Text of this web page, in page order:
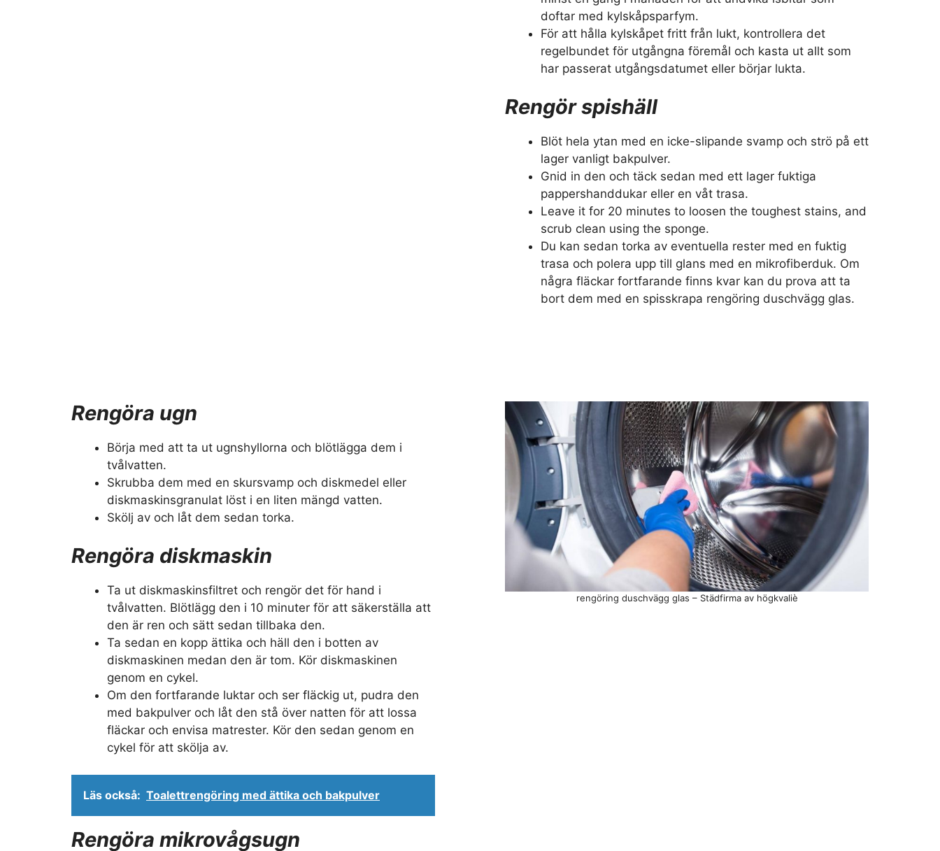
doftar med kylskåpsparfym.
För att hålla kylskåpet fritt från lukt, kontrollera det
regelbundet för utgångna föremål och kasta ut allt som
har passerat utgångsdatumet eller börjar lukta.
Rengör spishäll
Blöt hela ytan med en icke-slipande svamp och strö på ett
lager vanligt bakpulver.
Gnid in den och täck sedan med ett lager fuktiga
pappershanddukar eller en våt trasa.
Leave it for 20 minutes to loosen the toughest stains, and
scrub clean using the sponge.
Du kan sedan torka av eventuella rester med en fuktig
trasa och polera upp till glans med en mikrofiberduk. Om
några fläckar fortfarande finns kvar kan du prova att ta
bort dem med en spisskrapa rengöring duschvägg glas.
Rengöra ugn
Börja med att ta ut ugnshyllorna och blötlägga dem i
tvålvatten.
Skrubba dem med en skursvamp och diskmedel eller
diskmaskinsgranulat löst i en liten mängd vatten.
Skölj av och låt dem sedan torka.
Rengöra diskmaskin
Ta ut diskmaskinsfiltret och rengör det för hand i
tvålvatten. Blötlägg den i 10 minuter för att säkerställa att
den är ren och sätt sedan tillbaka den.
Ta sedan en kopp ättika och häll den i botten av
diskmaskinen medan den är tom. Kör diskmaskinen
genom en cykel.
Om den fortfarande luktar och ser fläckig ut, pudra den
med bakpulver och låt den stå över natten för att lossa
fläckar och envisa matrester. Kör den sedan genom en
cykel för att skölja av.
Läs också: Toalettrengöring med ättika och bakpulver
Rengöra mikrovågsugn
rengöring duschvägg glas – Städfirma av högkvaliè